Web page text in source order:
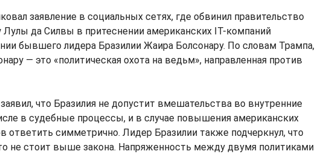
заявление в социальных сетях, где обвинил правительство
Лулы да Силвы в притеснении американских IT-компаний
бывшего лидера Бразилии Жаира Болсонару. По словам Трампа,
— это «политическая охота на ведьм», направленная против
что Бразилия не допустит вмешательства во внутренние
в судебные процессы, и в случае повышения американских
ответить симметрично. Лидер Бразилии также подчеркнул, что
не стоит выше закона. Напряженность между двумя политиками